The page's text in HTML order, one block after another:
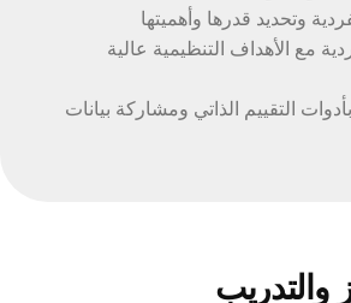
مع الأهداف التنظيمية عالية
التقييم الذاتي ومشاركة بيانات
والتدريب